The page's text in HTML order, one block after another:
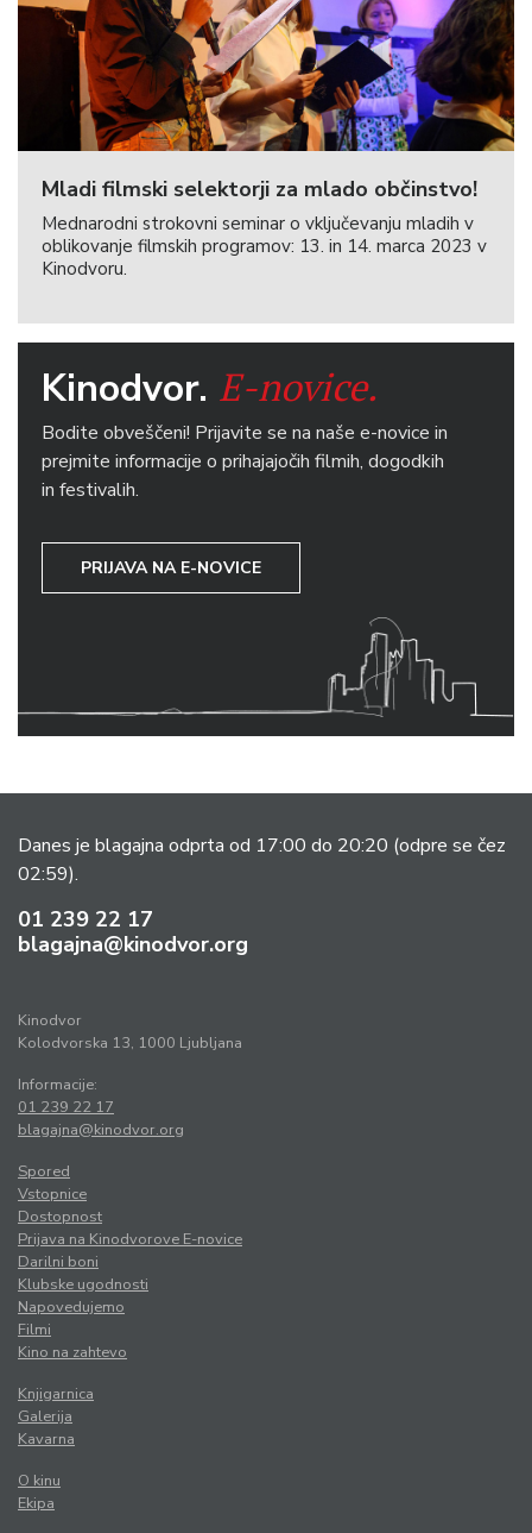
Mladi filmski selektorji za mlado občinstvo!
Mednarodni strokovni seminar o vključevanju mladih v
oblikovanje filmskih programov: 13. in 14. marca 2023 v
Kinodvoru.
Kinodvor. E-novice.
Bodite obveščeni! Prijavite se na naše e-novice in
prejmite informacije o prihajajočih filmih, dogodkih
in festivalih.
PRIJAVA NA E-NOVICE
Danes je blagajna odprta od 17:00 do 20:20 (odpre se čez
02:59).
01 239 22 17
blagajna@kinodvor.org
Kinodvor
Kolodvorska 13, 1000 Ljubljana
Informacije:
01 239 22 17
blagajna@kinodvor.org
Spored
Vstopnice
Dostopnost
Prijava na Kinodvorove E-novice
Darilni boni
Klubske ugodnosti
Napovedujemo
Filmi
Kino na zahtevo
Knjigarnica
Galerija
Kavarna
O kinu
Ekipa